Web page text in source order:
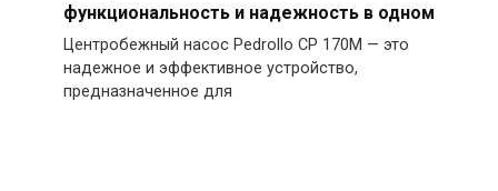
функциональность и надежность в одном
Центробежный насос Pedrollo CP 170M — это
надежное и эффективное устройство,
предназначенное для